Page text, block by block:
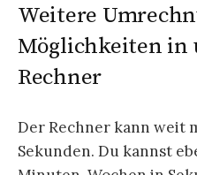
Weitere
Möglichkeiten in
Rechner
Der Rechner kann weit
Sekunden. Du kannst